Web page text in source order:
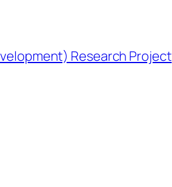
Research Project